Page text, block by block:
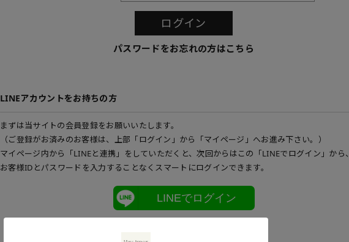
パスワードをお忘れの方はこちら
LINEアカウントをお持ちの方
まずは当サイトの会員登録をお願いいたします。
（ご登録がお済みのお客様は、上部「ログイン」から「マイページ」へお進み下さい。）
マイページ内から「LINEと連携」をしていただくと、次回からはこの「LINEでログイン」から、
お客様IDとパスワードを入力することなくスマートにログインできます。
LINEでログイン